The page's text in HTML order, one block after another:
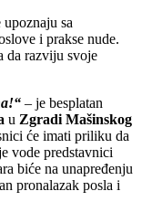
sa
i prakse nude.
da razviju svoje
– je besplatan
u Zgradi Mašinskog
će imati priliku da
vode predstavnici
biće na unapređenju
pronalazak posla i